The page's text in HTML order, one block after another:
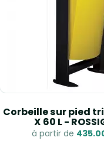
Corbeille sur pied
X 60 L -
à partir de